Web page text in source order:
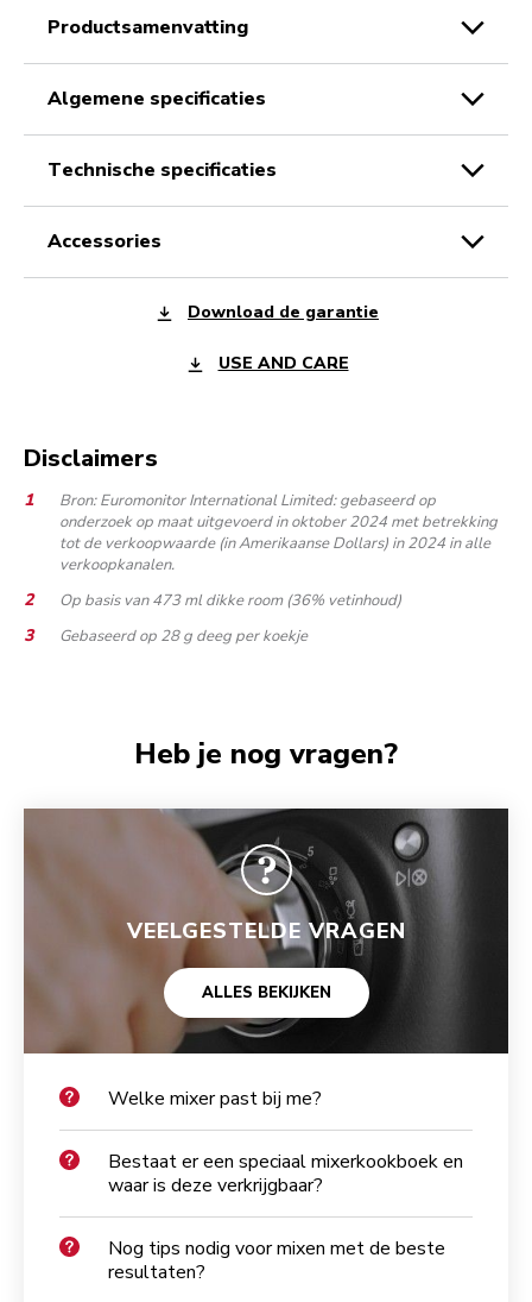
productsamenvatting
algemene specificaties
technische specificaties
accessories
Download de garantie
USE AND CARE
Disclaimers
Bron: Euromonitor International Limited: gebaseerd op
onderzoek op maat uitgevoerd in oktober 2024 met betrekking
tot de verkoopwaarde (in Amerikaanse Dollars) in 2024 in alle
verkoopkanalen.
Op basis van 473 ml dikke room (36% vetinhoud)
Gebaseerd op 28 g deeg per koekje
Heb je nog vragen?
VEELGESTELDE VRAGEN
ALLES BEKIJKEN
Welke mixer past bij me?
Bestaat er een speciaal mixerkookboek en
waar is deze verkrijgbaar?
Nog tips nodig voor mixen met de beste
resultaten?